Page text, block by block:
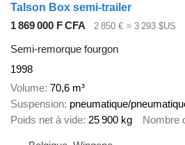
Talson Box semi-trailer
1 869 000 F CFA
2 850 € ≈ 3 293 $US
Semi-remorque fourgon
1998
Volume 70,6 m³
Suspension pneumatique/
Poids net à vide 25 900 kg Nombre